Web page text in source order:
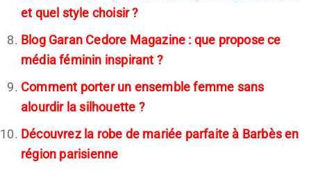
et quel style choisir ?
Blog Garan Cedore Magazine : que propose ce
média féminin inspirant ?
Comment porter un ensemble femme sans
alourdir la silhouette ?
Découvrez la robe de mariée parfaite à Barbès en
région parisienne